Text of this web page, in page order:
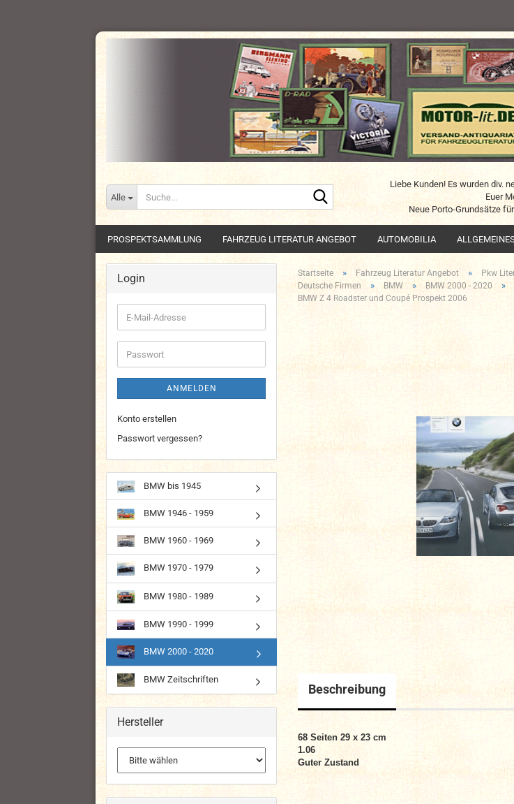
Alle
Suche...
Liebe Kunden! Es wurden div.
Euer
Neue Porto-Grundsätze
PROSPEKTSAMMLUNG FAHRZEUG LITERATUR ANGEBOT AUTOMOBILIA
Startseite » Fahrzeug Literatur Angebot » Pkw
Deutsche Firmen » BMW » BMW 2000 - 2020 »
BMW Z 4 Roadster und Coupé Prospekt 2006
Beschreibung
68 Seiten 29 x 23 cm
1.06
Guter Zustand
Login
E-
Mail-
Adresse
Passwort
ANMELDEN
Konto erstellen
Passwort vergessen?
BMW bis 1945
BMW 1946 - 1959
BMW 1960 - 1969
BMW 1970 - 1979
BMW 1980 - 1989
BMW 1990 - 1999
BMW 2000 - 2020
BMW Zeitschriften
Hersteller